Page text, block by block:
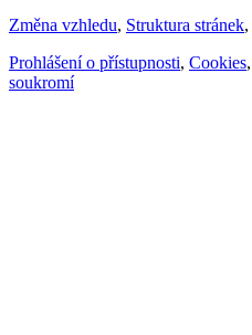
Změna vzhledu, Struktura stránek,
Prohlášení o přístupnosti, Cookies,
soukromí